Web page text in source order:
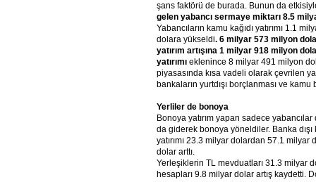
şans faktörü de burada. Bunun da
gelen yabancı sermaye miktarı 8.5
Yabancıların kamu kağıdı yatırımı 1.1
dolara yükseldi. 6 milyar 573 milyon
yatırım artışına 1 milyar 918 milyon
yatırımı eklenince 8 milyar 491 milyon
piyasasında kısa vadeli olarak çevrilen
bankaların yurtdışı borçlanması ve
Yerliler de bonoya
Bonoya yatırım yapan sadece yabancılar
da giderek bonoya yöneldiler. Banka dışı
yatırımı 23.3 milyar dolardan 57.1 milyar
dolar arttı.
Yerleşiklerin TL mevduatları 31.3 milyar
hesapları 9.8 milyar dolar artış kaydetti.